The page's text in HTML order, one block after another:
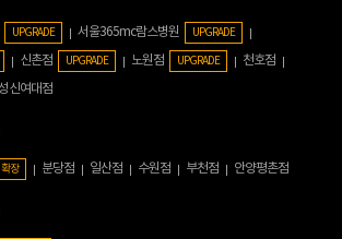
UPGRADE 서울365mc람스병원 UPGRADE
신촌점 UPGRADE 노원점 UPGRADE
천호점
신여대점
확장 분당점 일산점 수원점 부천점 안양평촌점